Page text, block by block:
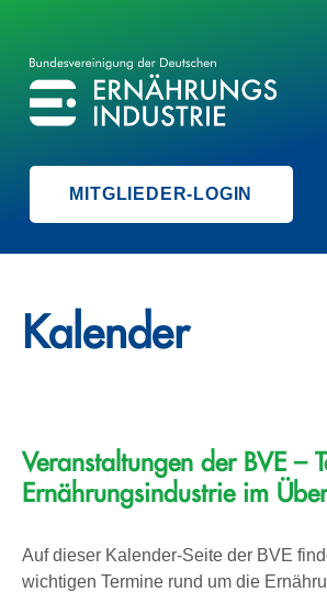
BVE
BUNDESVEREINIGUNG DER ERNÄHRUNGSINDUSTRIE
MITGLIEDER-LOGIN
Kalender
Veranstaltungen der BVE –
Ernährungsindustrie im
Auf dieser Kalender-Seite der BVE
wichtigen Termine rund um die